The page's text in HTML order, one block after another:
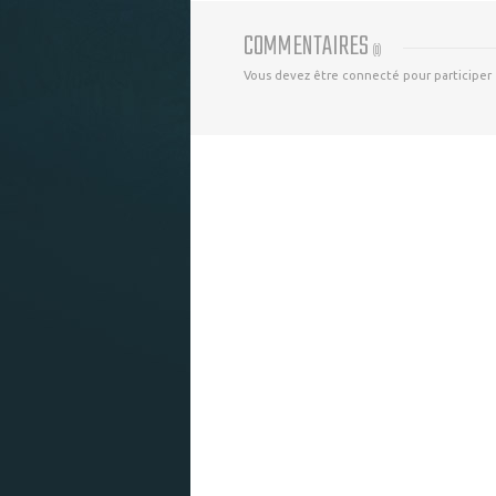
COMMENTAIRES (0)
Vous devez être connecté pour participer